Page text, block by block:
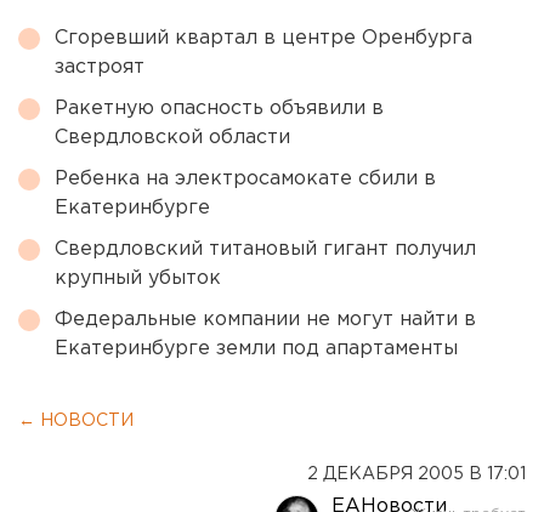
Сгоревший квартал в центре Оренбурга
застроят
Ракетную опасность объявили в
Свердловской области
Ребенка на электросамокате сбили в
Екатеринбурге
Свердловский титановый гигант получил
крупный убыток
Федеральные компании не могут найти в
Екатеринбурге земли под апартаменты
← НОВОСТИ
2 ДЕКАБРЯ 2005 В 17:01
ЕАНовости